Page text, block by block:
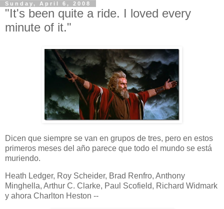
Sunday, April 6, 2008
"It's been quite a ride. I loved every
minute of it."
Dicen que siempre se van en grupos de tres, pero en estos
primeros meses del año parece que todo el mundo se está
muriendo.
Heath Ledger, Roy Scheider, Brad Renfro, Anthony
Minghella, Arthur C. Clarke, Paul Scofield, Richard Widmark
y ahora Charlton Heston --